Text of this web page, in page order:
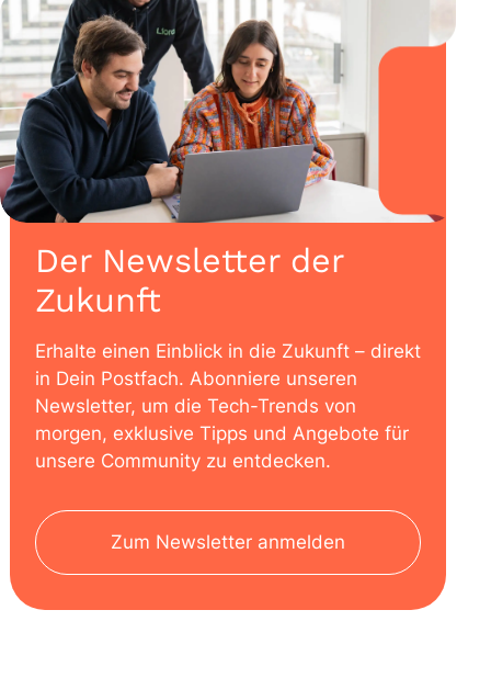
Der Newsletter der
Zukunft
Erhalte einen Einblick in die Zukunft – direkt
in Dein Postfach. Abonniere unseren
Newsletter, um die Tech-Trends von
morgen, exklusive Tipps und Angebote für
unsere Community zu entdecken.
Zum Newsletter anmelden